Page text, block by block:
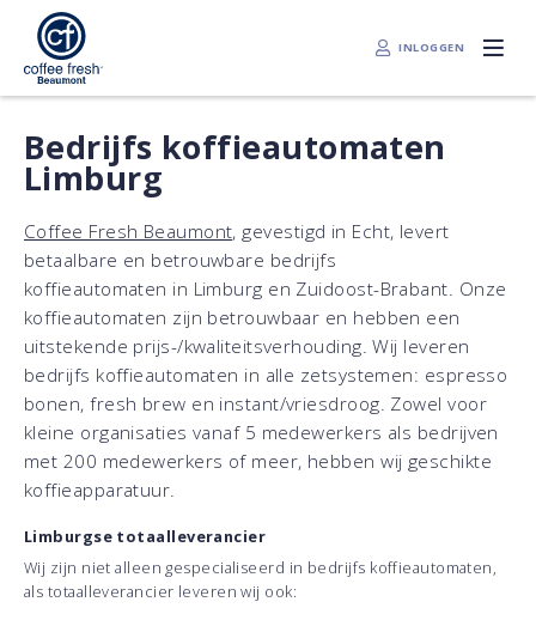
INLOGGEN
Bedrijfs koffieautomaten
Limburg
Coffee Fresh Beaumont, gevestigd in Echt, levert
betaalbare en betrouwbare bedrijfs
koffieautomaten in Limburg en Zuidoost-Brabant. Onze
koffieautomaten zijn betrouwbaar en hebben een
uitstekende prijs-/kwaliteitsverhouding. Wij leveren
bedrijfs koffieautomaten in alle zetsystemen: espresso
bonen, fresh brew en instant/vriesdroog. Zowel voor
kleine organisaties vanaf 5 medewerkers als bedrijven
met 200 medewerkers of meer, hebben wij geschikte
koffieapparatuur.
Limburgse totaalleverancier
Wij zijn niet alleen gespecialiseerd in bedrijfs koffieautomaten,
als totaalleverancier leveren wij ook: